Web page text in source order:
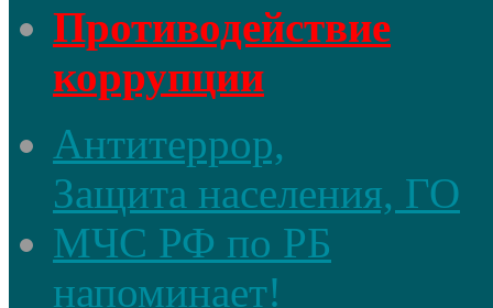
Противодействие
коррупции
Антитеррор,
Защита населения, ГО
МЧС РФ по РБ
напоминает!